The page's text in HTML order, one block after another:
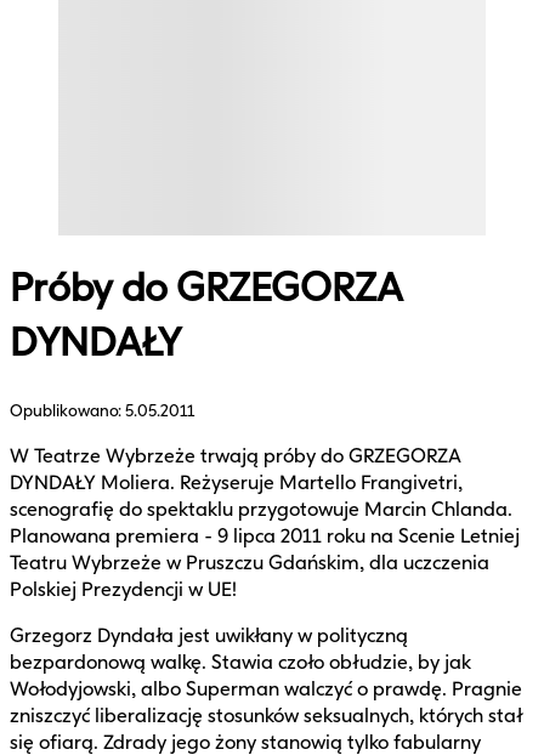
Próby do GRZEGORZA
DYNDAŁY
Opublikowano:5.05.2011
W Teatrze Wybrzeże trwają próby do GRZEGORZA
DYNDAŁY Moliera. Reżyseruje Martello Frangivetri,
scenografię do spektaklu przygotowuje Marcin Chlanda.
Planowana premiera - 9 lipca 2011 roku na Scenie Letniej
Teatru Wybrzeże w Pruszczu Gdańskim, dla uczczenia
Polskiej Prezydencji w UE!
Grzegorz Dyndała jest uwikłany w polityczną
bezpardonową walkę. Stawia czoło obłudzie, by jak
Wołodyjowski, albo Superman walczyć o prawdę. Pragnie
zniszczyć liberalizację stosunków seksualnych, których stał
się ofiarą. Zdrady jego żony stanowią tylko fabularny